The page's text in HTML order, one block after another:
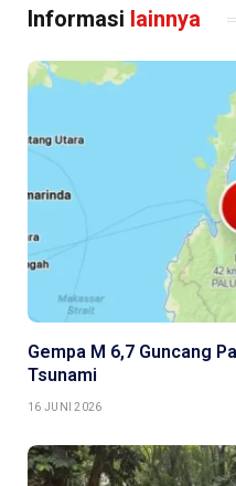
Informasi lainnya
Gempa M 6,7 Guncang
Tsunami
16 JUNI 2026